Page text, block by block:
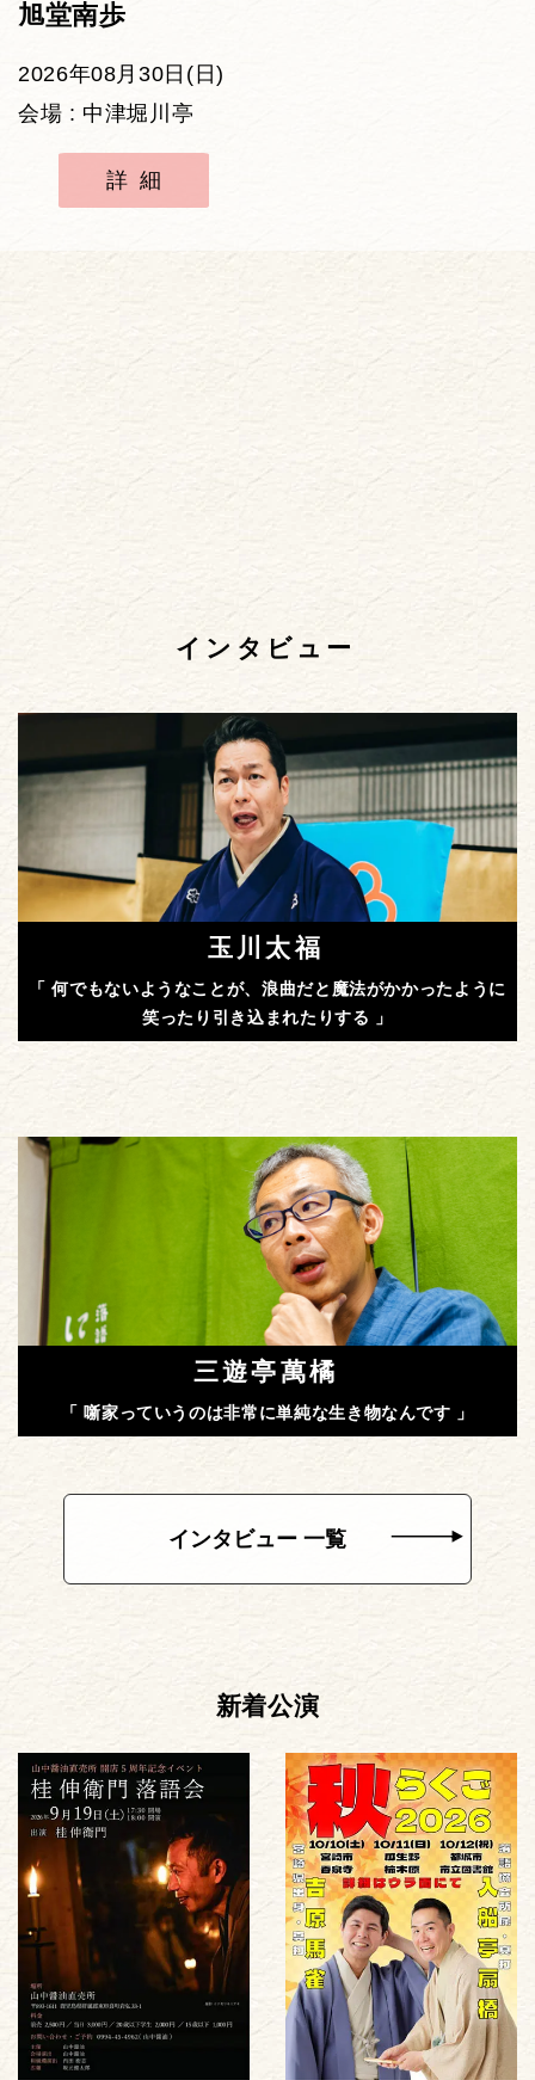
旭堂南歩
2026年08月30日(日)
会場 : 中津堀川亭
詳細
インタビュー
玉川太福
「 何でもないようなことが、浪曲だと魔法がかかったように
笑ったり引き込まれたりする 」
三遊亭萬橘
「 噺家っていうのは非常に単純な生き物なんです 」
インタビュー 一覧
新着公演